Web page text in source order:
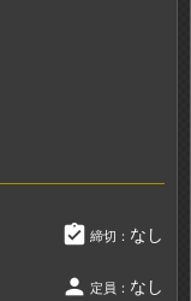
assignment_turned_in 締切： なし
person 定員： なし